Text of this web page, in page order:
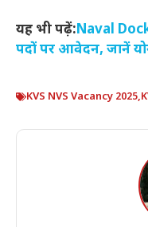
यह भी पढ़ें:Naval
पदों पर आवेदन, जानें
KVS NVS Vacancy 2025,